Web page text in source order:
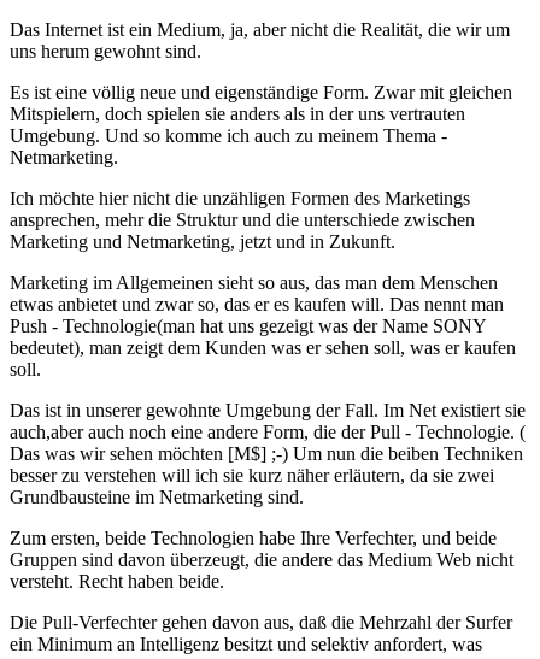
Das Internet ist ein Medium, ja, aber nicht die Realität, die wir um
uns herum gewohnt sind.
Es ist eine völlig neue und eigenständige Form. Zwar mit gleichen
Mitspielern, doch spielen sie anders als in der uns vertrauten
Umgebung. Und so komme ich auch zu meinem Thema -
Netmarketing.
Ich möchte hier nicht die unzähligen Formen des Marketings
ansprechen, mehr die Struktur und die unterschiede zwischen
Marketing und Netmarketing, jetzt und in Zukunft.
Marketing im Allgemeinen sieht so aus, das man dem Menschen
etwas anbietet und zwar so, das er es kaufen will. Das nennt man
Push - Technologie(man hat uns gezeigt was der Name SONY
bedeutet), man zeigt dem Kunden was er sehen soll, was er kaufen
soll.
Das ist in unserer gewohnte Umgebung der Fall. Im Net existiert sie
auch,aber auch noch eine andere Form, die der Pull - Technologie. (
Das was wir sehen möchten [M$] ;-) Um nun die beiben Techniken
besser zu verstehen will ich sie kurz näher erläutern, da sie zwei
Grundbausteine im Netmarketing sind.
Zum ersten, beide Technologien habe Ihre Verfechter, und beide
Gruppen sind davon überzeugt, die andere das Medium Web nicht
versteht. Recht haben beide.
Die Pull-Verfechter gehen davon aus, daß die Mehrzahl der Surfer
ein Minimum an Intelligenz besitzt und selektiv anfordert, was